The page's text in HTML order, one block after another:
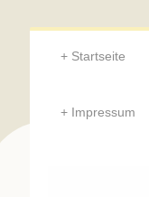
Startseite
Impressum